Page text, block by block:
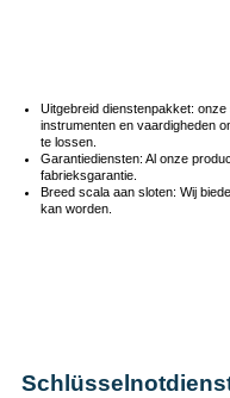
Uitgebreid dienstenpakket:
instrumenten en vaardigheden
te lossen.
Garantiediensten: Al onze
fabrieksgarantie.
Breed scala aan sloten: Wij
kan worden.